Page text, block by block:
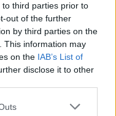
third parties prior to
out of the further
by third parties on the
This information may
on the IAB’s List of
disclose it to other
της ζωής, η
άνθρωπος που
μία χαρά μόνη
όμως πολύ
και
είναι ο ένας που